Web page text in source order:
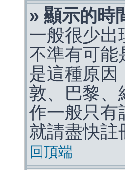
» 顯示的時
一般很少出
不準有可能
是這種原因
敦、巴黎、
作一般只有
就請盡快註
回頂端